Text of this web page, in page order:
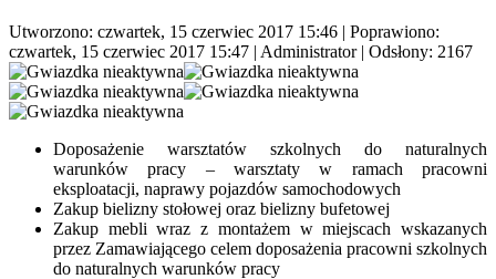
Utworzono: czwartek, 15 czerwiec 2017 15:46 | Poprawiono:
czwartek, 15 czerwiec 2017 15:47 | Administrator| Odsłony: 2167
Doposażenie warsztatów szkolnych do naturalnych
warunków pracy – warsztaty w ramach pracowni
eksploatacji, naprawy pojazdów samochodowych
Zakup bielizny stołowej oraz bielizny bufetowej
Zakup mebli wraz z montażem w miejscach wskazanych
przez Zamawiającego celem doposażenia pracowni szkolnych
do naturalnych warunków pracy